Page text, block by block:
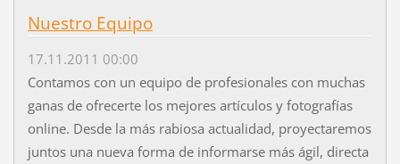
Nuestro Equipo
17.11.2011 00:00
Contamos con un equipo de profesionales con muchas
ganas de ofrecerte los mejores artículos y fotografías
online. Desde la más rabiosa actualidad, proyectaremos
juntos una nueva forma de informarse más ágil, directa